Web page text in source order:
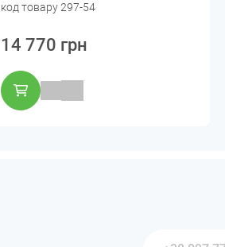
код товару 297-54
14 770 грн